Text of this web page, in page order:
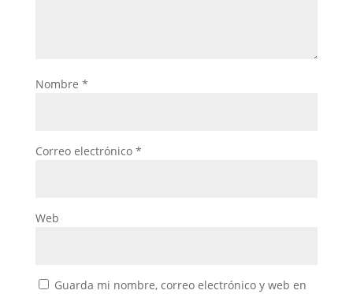
Nombre *
Correo electrónico *
Web
Guarda mi nombre, correo electrónico y web en